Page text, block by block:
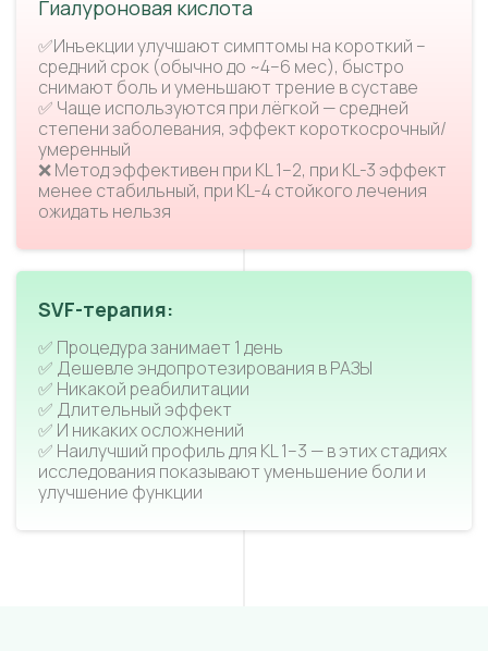
Гиалуроновая кислота
✅Инъекции улучшают симптомы на короткий –
средний срок (обычно до ~4–6 мес), быстро
снимают боль и уменьшают трение в суставе
✅ Чаще используются при лёгкой — средней
степени заболевания, эффект короткосрочный/
умеренный
❌ Метод эффективен при KL 1–2, при KL-3 эффект
менее стабильный, при KL-4 стойкого лечения
ожидать нельзя
SVF-терапия:
✅ Процедура занимает 1 день
✅ Дешевле эндопротезирования в РАЗЫ
✅ Никакой реабилитации
✅ Длительный эффект
✅ И никаких осложнений
✅ Наилучший профиль для KL 1–3 — в этих стадиях
исследования показывают уменьшение боли и
улучшение функции